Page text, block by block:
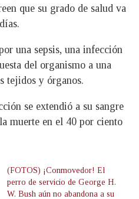
que su grado de salud va
una sepsis, una infección
del organismo a una
tejidos y órganos.
se extendió a su sangre
muerte en el 40 por ciento
(FOTOS) ¡Conmovedor! El
perro de servicio de George H.
W. Bush aún no abandona a su